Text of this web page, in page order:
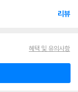
리뷰
혜택 및 유의사항